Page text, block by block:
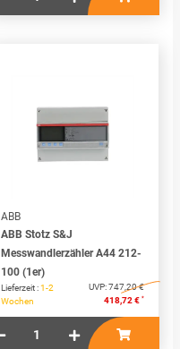
ABB
ABB Stotz S&J
Messwandlerzähler A44 212-
100 (1er)
Lieferzeit :1-2
Wochen
UVP:747,20 €
418,72 € *